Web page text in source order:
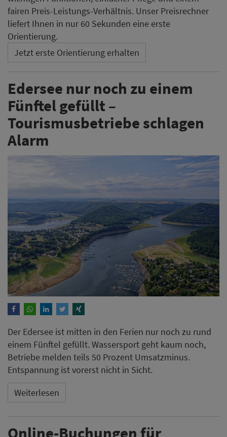
fairen Preis-Leistungs-Verhältnis. Unser Preisrechner
liefert Ihnen in nur 60 Sekunden eine erste
Orientierung.
Jetzt erste Orientierung erhalten
Edersee nur noch zu einem
Fünftel gefüllt –
Tourismusbetriebe schlagen
Alarm
Der Edersee ist mitten in den Ferien nur noch zu rund
einem Fünftel gefüllt. Wassersport geht kaum noch,
Betriebe melden teils 50 Prozent Umsatzminus.
Entspannung ist vorerst nicht in Sicht.
Weiterlesen
Online-Buchungen für